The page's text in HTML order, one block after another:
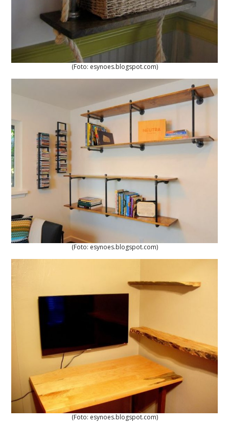
(Foto: esynoes.blogspot.com)
(Foto: esynoes.blogspot.com)
(Foto: esynoes.blogspot.com)